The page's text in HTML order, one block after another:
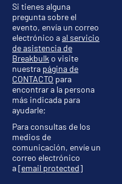
Si tienes alguna
pregunta sobre el
evento, envía un correo
electrónico aal servicio
de asistencia de
Breakbulk o visite
nuestra página de
CONTACTO para
encontrar a la persona
más indicada para
ayudarle;
Para consultas de los
medios de
comunicación, envíe un
correo electrónico
a[email protected]